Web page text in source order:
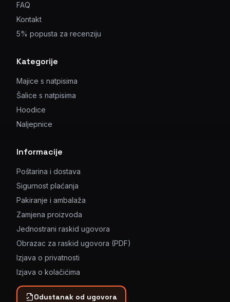
FAQ
Kontakt
5% popusta za recenziju
Kategorije
Majice s natpisima
Šalice s natpisima
Hoodice
Naljepnice
Informacije
Poštarina i dostava
Sigurnost plaćanja
Pakiranje i ambalaža
Zamjena proizvoda
Jednostrani raskid ugovora
Obrazac za raskid ugovora (PDF)
Izjava o privatnosti
Izjava o kolačićima
Odustanak od ugovora